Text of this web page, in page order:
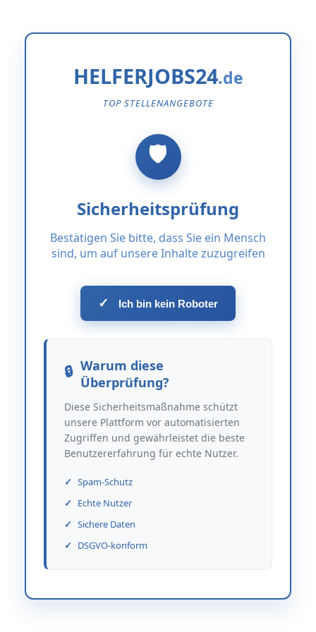
HELFERJOBS24
TOP STELLENANGEBOTE
Sicherheitsprüfung
Bestätigen Sie bitte, dass Sie ein Mensch
sind, um auf unsere Inhalte zuzugreifen
✓ Ich bin kein Roboter
Warum diese
Überprüfung?
Diese Sicherheitsmaßnahme schützt
unsere Plattform vor automatisierten
Zugriffen und gewährleistet die beste
Benutzererfahrung für echte Nutzer.
Spam-Schutz
Echte Nutzer
Sichere Daten
DSGVO-konform